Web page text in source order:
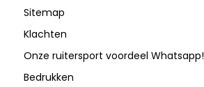
Sitemap
Klachten
Onze ruitersport voordeel Whatsapp!
Bedrukken